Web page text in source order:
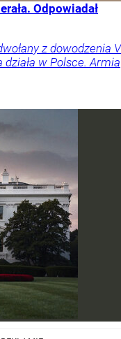
Odpowiadał
z dowodzenia V
w Polsce. Armia